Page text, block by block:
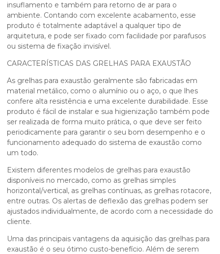
insuflamento e também para retorno de ar para o
ambiente. Contando com excelente acabamento, esse
produto é totalmente adaptável a qualquer tipo de
arquitetura, e pode ser fixado com facilidade por parafusos
ou sistema de fixação invisível.
CARACTERÍSTICAS DAS GRELHAS PARA EXAUSTÃO
As grelhas para exaustão geralmente são fabricadas em
material metálico, como o alumínio ou o aço, o que lhes
confere alta resistência e uma excelente durabilidade. Esse
produto é fácil de instalar e sua higienização também pode
ser realizada de forma muito prática, o que deve ser feito
periodicamente para garantir o seu bom desempenho e o
funcionamento adequado do sistema de exaustão como
um todo.
Existem diferentes modelos de grelhas para exaustão
disponíveis no mercado, como as grelhas simples
horizontal/vertical, as grelhas contínuas, as grelhas rotacore,
entre outras. Os alertas de deflexão das grelhas podem ser
ajustados individualmente, de acordo com a necessidade do
cliente.
Uma das principais vantagens da aquisição das grelhas para
exaustão é o seu ótimo custo-benefício. Além de serem